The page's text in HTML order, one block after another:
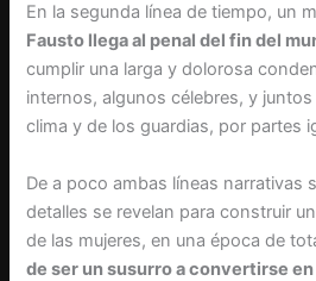
En la segunda línea de tiempo, un
Fausto llega al penal del fin del
cumplir una larga y dolorosa
internos, algunos célebres, y
clima y de los guardias, por partes
De a poco ambas líneas narrativas
detalles se revelan para construir
de las mujeres, en una época de
de ser un susurro a convertirse